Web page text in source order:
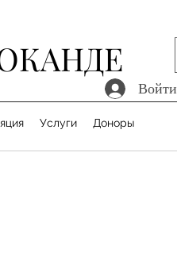
Войти
Услуги Доноры